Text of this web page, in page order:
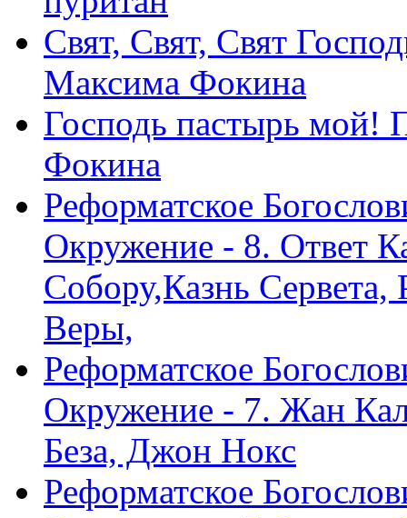
Свят, Свят, Свят
Максима Фокина
Господь пастырь мой!
Фокина
Реформатское
Окружение - 8. Ответ
Собору,Казнь Сервета,
Веры,
Реформатское
Окружение - 7. Жан
Беза, Джон Нокс
Реформатское